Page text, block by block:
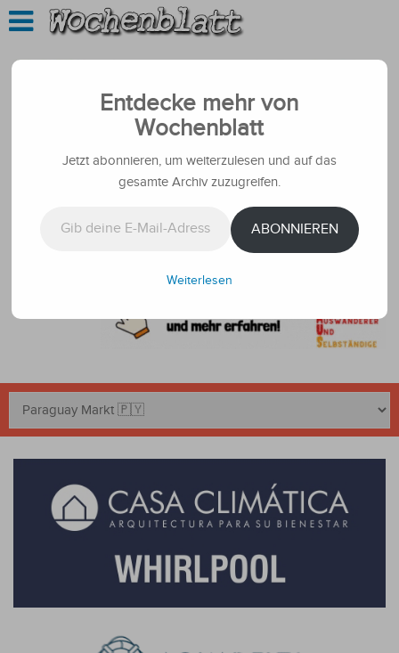
Entdecke mehr von
Wochenblatt
Jetzt abonnieren, um weiterzulesen und auf das
gesamte Archiv zuzugreifen.
ABONNIEREN
Weiterlesen